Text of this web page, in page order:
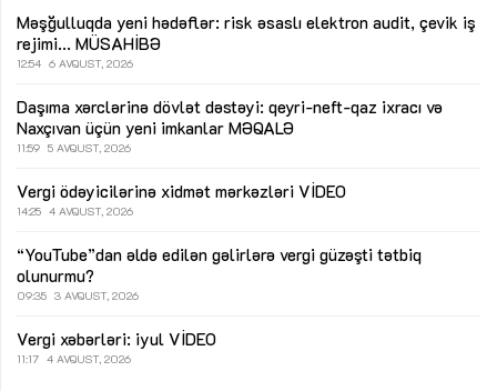
Məşğulluqda yeni hədəflər: risk əsaslı elektron audit, çevik iş
rejimi... MÜSAHİBƏ
12:54 6 AVQUST, 2026
Daşıma xərclərinə dövlət dəstəyi: qeyri-neft-qaz ixracı və
Naxçıvan üçün yeni imkanlar MƏQALƏ
11:59 5 AVQUST, 2026
Vergi ödəyicilərinə xidmət mərkəzləri VİDEO
14:25 4 AVQUST, 2026
“YouTube”dan əldə edilən gəlirlərə vergi güzəşti tətbiq
olunurmu?
09:35 3 AVQUST, 2026
Vergi xəbərləri: iyul VİDEO
11:17 4 AVQUST, 2026